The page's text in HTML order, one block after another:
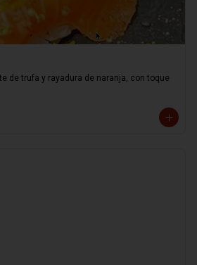
de trufa y rayadura de naranja, con toque